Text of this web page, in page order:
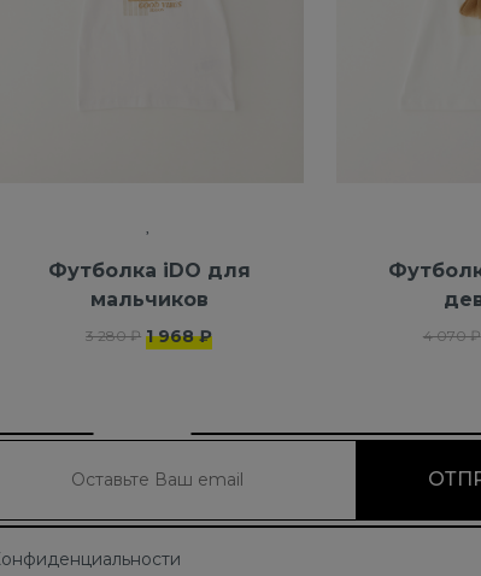
Футболка iDO для
мальчиков
3 280 ₽ 1 968 ₽ 4 070 ₽